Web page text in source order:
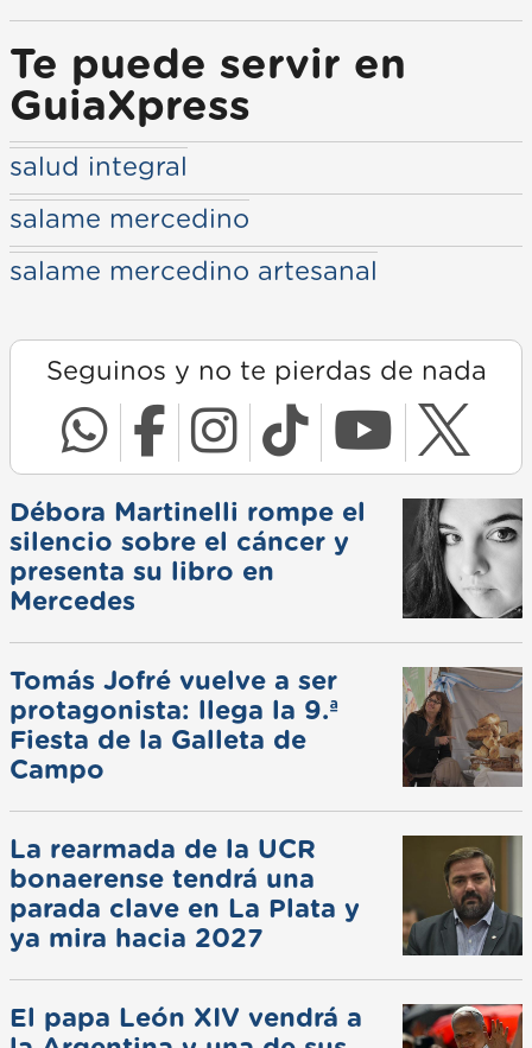
Te puede servir en
GuiaXpress
salud integral
salame mercedino
salame mercedino artesanal
Seguinos y no te pierdas de nada
Débora Martinelli rompe el
silencio sobre el cáncer y
presenta su libro en
Mercedes
Tomás Jofré vuelve a ser
protagonista: llega la 9.ª
Fiesta de la Galleta de
Campo
La rearmada de la UCR
bonaerense tendrá una
parada clave en La Plata y
ya mira hacia 2027
El papa León XIV vendrá a